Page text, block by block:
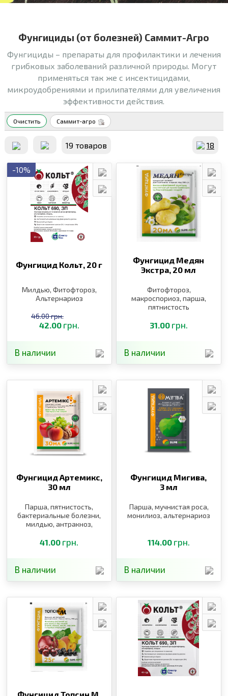
Фунгициды (от болезней) Саммит-Агро
Фунгициды – препараты для профилактики и лечения
грибковых заболеваний различной природы. Могут
применяться так же с инсектицидами,
микроудобрениями и прилипателями для увеличения
эффективности действия.
Очистить Саммит-агро
19 товаров 18
-10%
Фунгицид Кольт, 20 г
Милдью, Фитофтороз,
Альтернариоз
42.00 грн.
46.00 грн.
В наличии
Фунгицид Медян
Экстра, 20 мл
Фитофтороз,
макроспориоз, парша,
пятнистость
31.00 грн.
В наличии
Фунгицид Артемикс,
30 мл
Парша, пятнистость,
бактериальные болезни,
милдью, антракноз,
альтернариоз,
курчавость персика,
41.00 грн.
В наличии
Фунгицид Мигива,
3 мл
Парша, мучнистая роса,
монилиоз, альтернариоз
114.00 грн.
В наличии